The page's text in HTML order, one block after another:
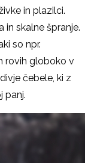
in plazilci.
in skalne špranje.
so npr.
rovih globoko v
čebele, ki z
panj.